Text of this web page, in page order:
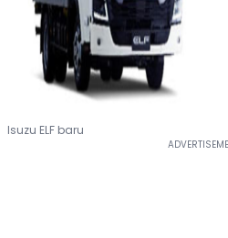
Isuzu ELF baru